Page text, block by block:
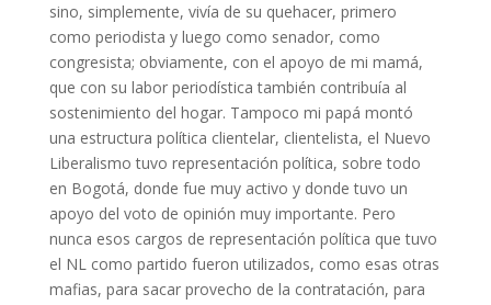
sino, simplemente, vivía de su quehacer, primero
como periodista y luego como senador, como
congresista; obviamente, con el apoyo de mi mamá,
que con su labor periodística también contribuía al
sostenimiento del hogar. Tampoco mi papá montó
una estructura política clientelar, clientelista, el Nuevo
Liberalismo tuvo representación política, sobre todo
en Bogotá, donde fue muy activo y donde tuvo un
apoyo del voto de opinión muy importante. Pero
nunca esos cargos de representación política que tuvo
el NL como partido fueron utilizados, como esas otras
mafias, para sacar provecho de la contratación, para